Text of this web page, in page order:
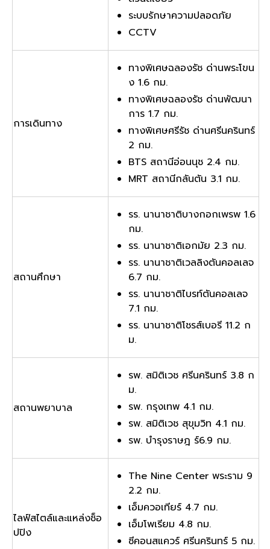
ระบบรักษาความปลอดภัย
CCTV
การเดินทาง
ทางพิเศษฉลองรัช ด่านพระโขน
ง 1.6 กม.
ทางพิเศษฉลองรัช ด่านพัฒนา
การ 1.7 กม.
ทางพิเศษศรีรัช ด่านศรีนครินทร์
2 กม.
BTS สถานีอ่อนนุช 2.4 กม.
MRT สถานีกลันตัน 3.1 กม.
สถานศึกษา
รร. นานาชาติบางกอกเพรพ 1.6
กม.
รร. นานาชาติเอกมัย 2.3 กม.
รร. นานาชาติเวลลิงตันคอลเลจ
6.7 กม.
รร. นานาชาติไบรท์ตันคอลเลจ
7.1 กม.
รร. นานาชาติโชรส์เบอรี 11.2 ก
ม.
สถานพยาบาล
รพ. สมิติเวช ศรีนครินทร์ 3.8 ก
ม.
รพ. กรุงเทพ 4.1 กม.
รพ. สมิติเวช สุขุมวิท 4.1 กม.
รพ. บำรุงราษฎ ร์6.9 กม.
ไลฟ์สไตล์และแหล่งช็อ
ปปิง
The Nine Center พระราม 9
2.2 กม.
เอ็มควอเทียร์ 4.7 กม.
เอ็มโพเรียม 4.8 กม.
ซีคอนสแควร์ ศรีนครินทร์ 5 กม.